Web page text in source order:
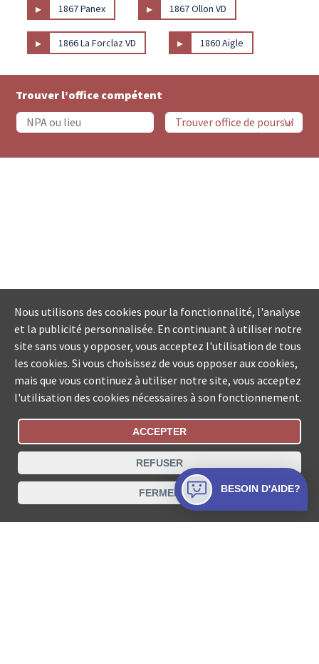
▸ 1867 Panex ▸ 1867 Ollon VD
▸ 1866 La Forclaz VD ▸ 1860 Aigle
Trouver l’office compétent
Statut De La Commande
Recherche des offices de Suisse
Protection des données Mentions légales
Conditions d’utilisation Contact
Nous utilisons des cookies pour la fonctionnalité, l'analyse
et la publicité personnalisée. En continuant à utiliser notre
site sans vous y opposer, vous acceptez l'utilisation de tous
les cookies. Si vous choisissez de vous opposer aux cookies,
mais que vous continuez à utiliser notre site, vous acceptez
l'utilisation des cookies nécessaires à son fonctionnement.
ACCEPTER
REFUSER
FERMER BESOIN D'AIDE?